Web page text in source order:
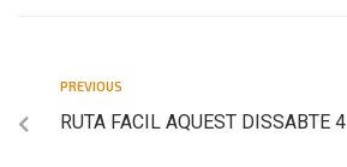
PREVIOUS
RUTA FACIL AQUEST DISSABTE 4